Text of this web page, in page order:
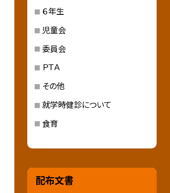
６年生
児童会
委員会
ＰＴＡ
その他
就学時健診について
食育
配布文書